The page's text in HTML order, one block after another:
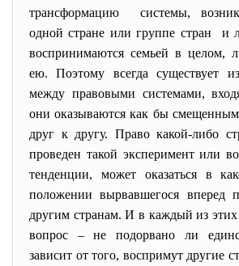
трансформацию системы,
одной стране или группе стран и
воспринимаются семьей в целом,
ею. Поэтому всегда существует
между правовыми системами,
они оказываются как бы
друг к другу. Право какой-либо
проведен такой эксперимент или
тенденции, может оказаться в
положении вырвавшегося
другим странам. И в каждый из этих
вопрос – не подорвано ли
зависит от того, воспримут другие